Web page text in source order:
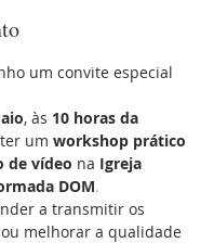
um convite especial
, às 10 horas da
um workshop prático
de vídeo na Igreja
DOM.
a transmitir os
melhorar a qualidade